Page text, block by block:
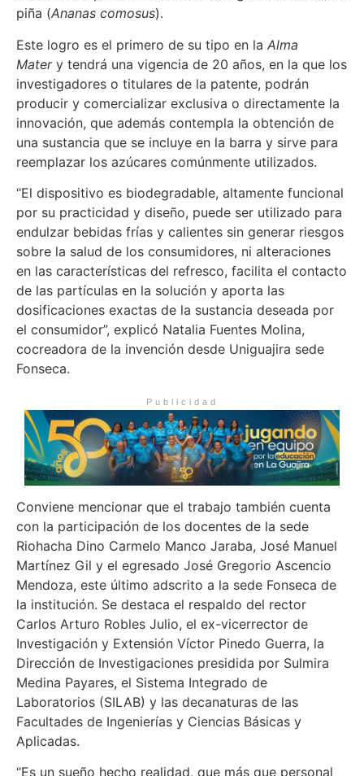
piña (Ananas comosus).
Este logro es el primero de su tipo en la Alma
Matery tendrá una vigencia de 20 años, en la que los
investigadores o titulares de la patente, podrán
producir y comercializar exclusiva o directamente la
innovación, que además contempla la obtención de
una sustancia que se incluye en la barra y sirve para
reemplazar los azúcares comúnmente utilizados.
“El dispositivo es biodegradable, altamente funcional
por su practicidad y diseño, puede ser utilizado para
endulzar bebidas frías y calientes sin generar riesgos
sobre la salud de los consumidores, ni alteraciones
en las características del refresco, facilita el contacto
de las partículas en la solución y aporta las
dosificaciones exactas de la sustancia deseada por
el consumidor”, explicó Natalia Fuentes Molina,
cocreadora de la invención desde Uniguajira sede
Fonseca.
Publicidad
Conviene mencionar que el trabajo también cuenta
con la participación de los docentes de la sede
Riohacha Dino Carmelo Manco Jaraba, José Manuel
Martínez Gil y el egresado José Gregorio Ascencio
Mendoza, este último adscrito a la sede Fonseca de
la institución. Se destaca el respaldo del rector
Carlos Arturo Robles Julio, el ex-vicerrector de
Investigación y Extensión Víctor Pinedo Guerra, la
Dirección de Investigaciones presidida por Sulmira
Medina Payares, el Sistema Integrado de
Laboratorios (SILAB) y las decanaturas de las
Facultades de Ingenierías y Ciencias Básicas y
Aplicadas.
“Es un sueño hecho realidad, que más que personal